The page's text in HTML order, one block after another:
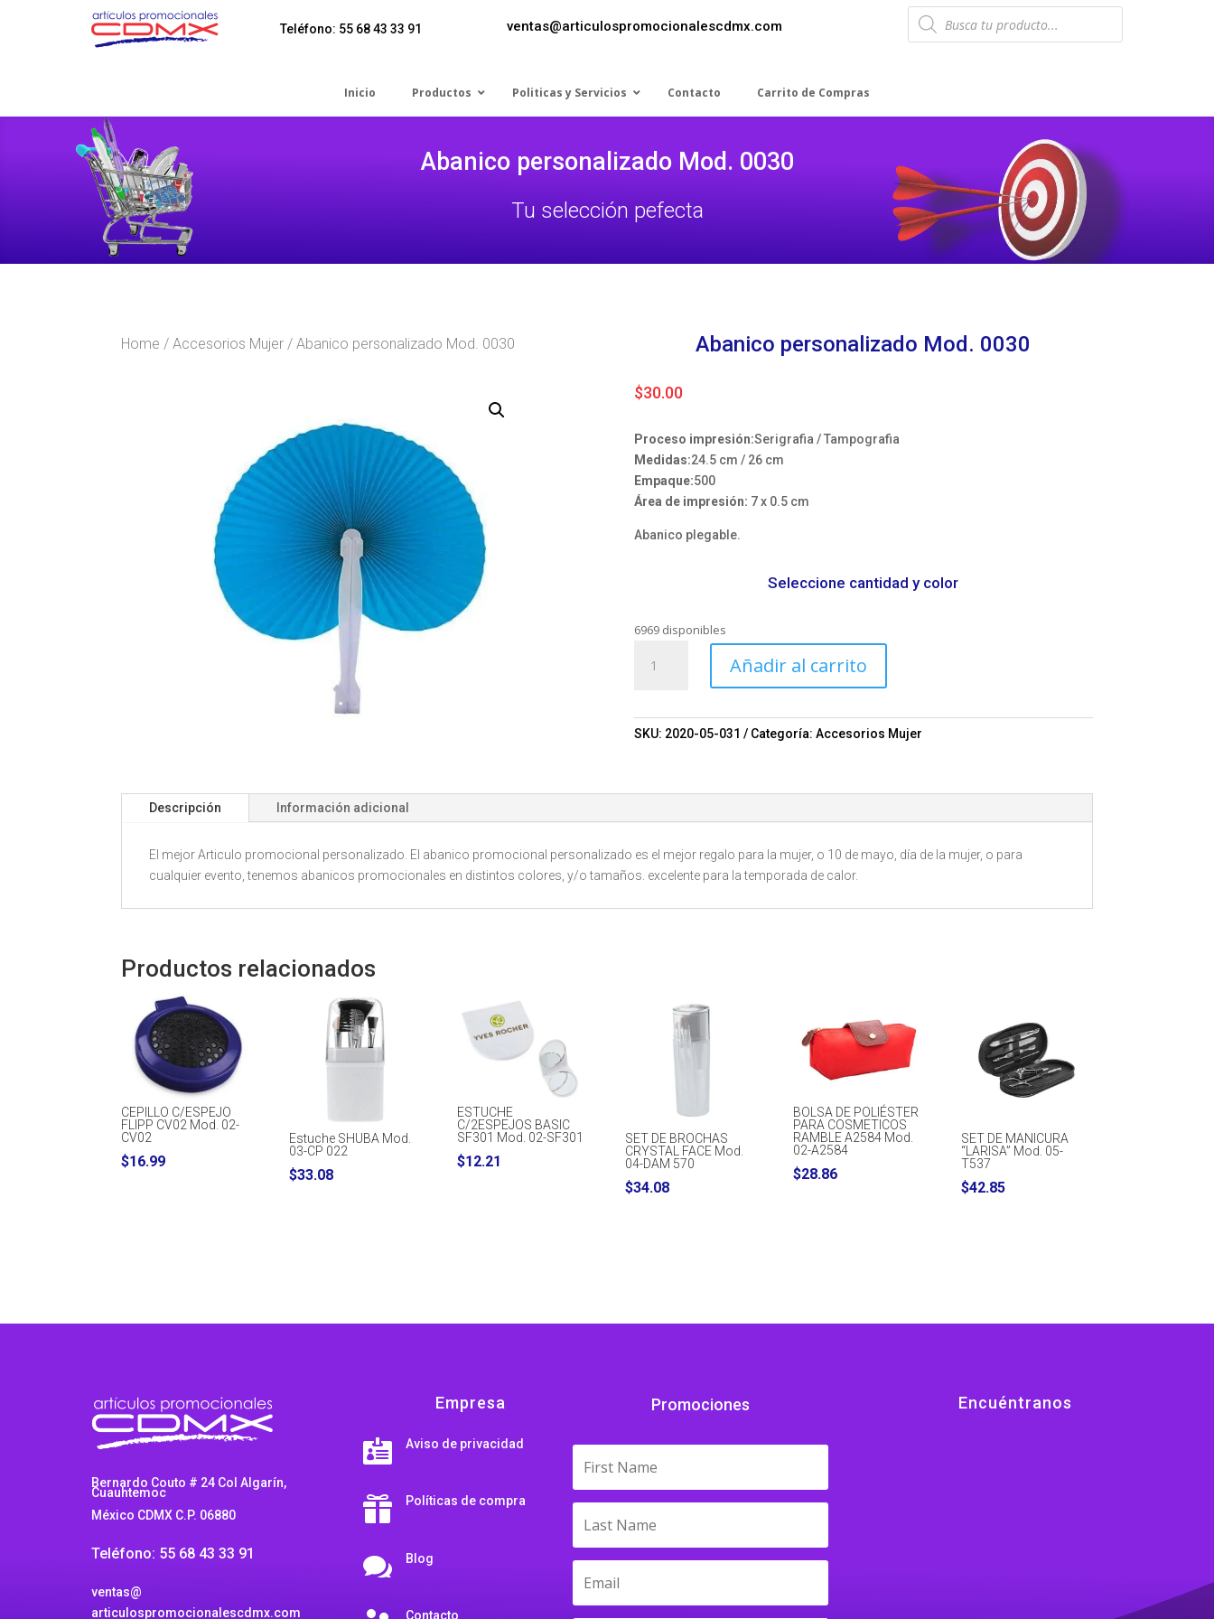
Teléfono: 55 68 43 33 91 ventas@articulospromocionalescdmx.com
Products
search
Inicio Productos Politicas y Servicios Contacto Carrito de Compras
Abanico personalizado Mod. 0030
Tu selección pefecta
Home /Accesorios Mujer / Abanico personalizado Mod. 0030 Abanico personalizado Mod. 0030
$30.00
Proceso impresión:Serigrafia / Tampografia
Medidas:24.5 cm / 26 cm
Empaque:500
Área de impresión: 7 x 0.5 cm
Abanico plegable.
Seleccione cantidad y color
6969 disponibles
personalizado
cantidad
Añadir al carrito
SKU: 2020-05-031 Categoría: Accesorios Mujer
Descripción Información adicional
El mejor Articulo promocional personalizado. El abanico promocional personalizado es el mejor regalo para la mujer, o 10 de mayo, día de la mujer, o para
cualquier evento, tenemos abanicos promocionales en distintos colores, y/o tamaños. excelente para la temporada de calor.
Productos relacionados
CEPILLO C/ESPEJO
FLIPP CV02 Mod. 02-
CV02
$16.99
Estuche SHUBA Mod.
03-CP 022
$33.08
ESTUCHE
C/2ESPEJOS BASIC
SF301 Mod. 02-SF301
$12.21
SET DE BROCHAS
CRYSTAL FACE Mod.
04-DAM 570
$34.08
BOLSA DE POLIÉSTER
PARA COSMETICOS
RAMBLE A2584 Mod.
02-A2584
$28.86
SET DE MANICURA
“LARISA” Mod. 05-
T537
$42.85
Bernardo Couto # 24 Col Algarín,
Cuauhtemoc
México CDMX C.P. 06880
Teléfono: 55 68 43 33 91
ventas@
articulospromocionalescdmx.com
Empresa
 Aviso de privacidad
 Políticas de compra
 Blog
Contacto
Promociones Encuéntranos